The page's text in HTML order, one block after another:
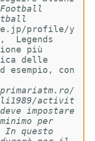
profile/y
Legends
più
delle
esempio, con
activit
impostare
per
questo